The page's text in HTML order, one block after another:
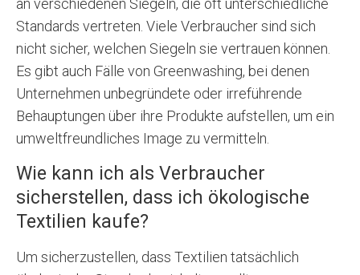
an verschiedenen Siegeln, die oft unterschiedliche
Standards vertreten. Viele Verbraucher sind sich
nicht sicher, welchen Siegeln sie vertrauen können.
Es gibt auch Fälle von Greenwashing, bei denen
Unternehmen unbegründete oder irreführende
Behauptungen über ihre Produkte aufstellen, um ein
umweltfreundliches Image zu vermitteln.
Wie kann ich als Verbraucher
sicherstellen, dass ich ökologische
Textilien kaufe?
Um sicherzustellen, dass Textilien tatsächlich